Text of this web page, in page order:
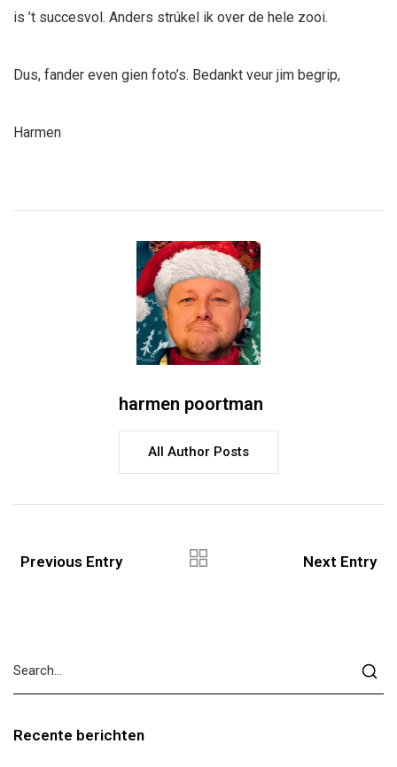
is ’t succesvol. Anders strúkel ik over de hele zooi.
Dus, fander even gien foto’s. Bedankt veur jim begrip,
Harmen
harmen poortman
All Author Posts
Previous Entry Next Entry
Recente berichten